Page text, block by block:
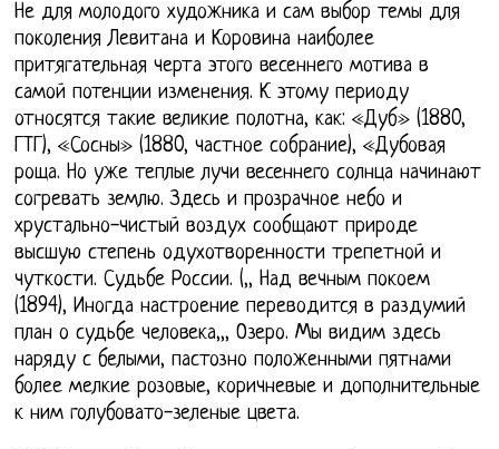
Не для молодого художника и сам выбор темы для
поколения Левитана и Коровина наиболее
притягательная черта этого весеннего мотива в
самой потенции изменения. К этому периоду
относятся такие великие полотна, как: «Дуб» (1880,
ГТГ), «Сосны» (1880, частное собрание), «Дубовая
роща. Но уже теплые лучи весеннего солнца начинают
согревать землю. Здесь и прозрачное небо и
хрустально-чистый воздух сообщают природе
высшую степень одухотворенности трепетной и
чуткости. Судьбе России. (,, Над вечным покоем
(1894), Иногда настроение переводится в раздумий
план о судьбе человека,,, Озеро. Мы видим здесь
наряду с белыми, пастозно положенными пятнами
более мелкие розовые, коричневые и дополнительные
к ним голубовато-зеленые цвета.